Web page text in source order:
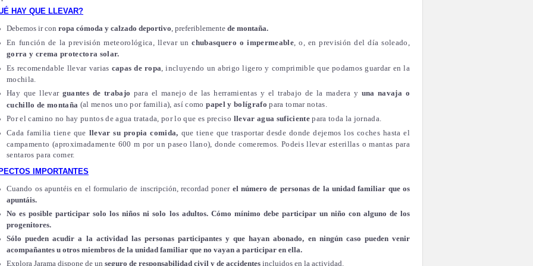
HAY QUE LLEVAR?
Debemos ir conropa cómoda y calzado deportivo, preferiblementede montaña.
En función de la previsión meteorológica, llevar unchubasquero o impermeable, o, en previsión del día soleado,
gorra y crema protectora solar.
Es recomendable llevar varias capas de ropa, incluyendo un abrigo ligero y comprimible que podamos guardar en la
mochila.
Hay que llevar guantes de trabajo para el manejo de las herramientas y el trabajo de la madera y una navaja o
cuchillo de montaña (al menos uno por familia), así comopapel y bolígrafo para tomar notas.
Por el camino no hay puntos de agua tratada, por lo que es preciso llevar agua suficientepara toda la jornada.
Cada familia tiene que llevar su propia comida, que tiene que trasportar desde donde dejemos los coches hasta el
campamento (aproximadamente 600 m por un paseo llano), donde comeremos. Podeis llevar esterillas o mantas para
sentaros para comer.
IMPORTANTES
Cuando os apuntéis en el formulario de inscripción, recordad poner el número de personas de la unidad familiar que os
apuntáis.
No es posible participar solo los niños ni solo los adultos. Cómo mínimo debe participar un niño con alguno de los
progenitores.
Sólo pueden acudir a la actividad las personas participantes y que hayan abonado, en ningún caso pueden venir
acompañantes u otros miembros de la unidad familiar que no vayan a participar en ella.
Explora Jarama dispone de unseguro de responsabilidad civil y de accidentes incluidos en la actividad.